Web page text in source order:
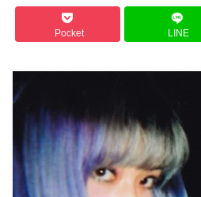
Pocket LINE